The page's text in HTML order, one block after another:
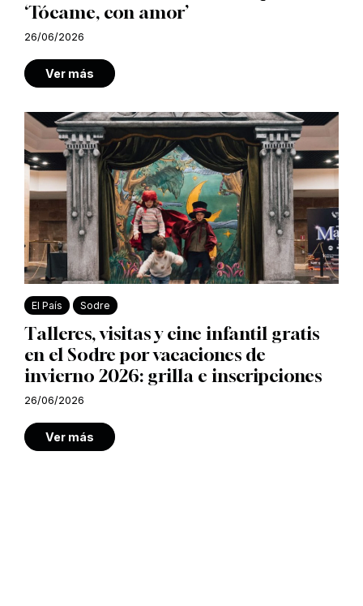
‘Tócame, con amor’
26/06/2026
Ver más
El País Sodre
Talleres, visitas y cine infantil gratis
en el Sodre por vacaciones de
invierno 2026: grilla e inscripciones
26/06/2026
Ver más